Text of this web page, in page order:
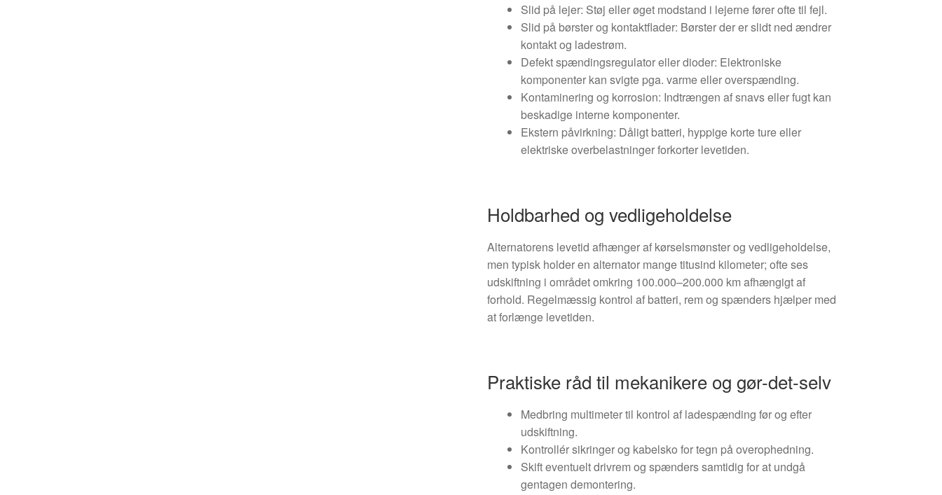
Slid på lejer: Støj eller øget modstand i lejerne fører ofte til fejl.
Slid på børster og kontaktflader: Børster der er slidt ned ændrer
kontakt og ladestrøm.
Defekt spændingsregulator eller dioder: Elektroniske
komponenter kan svigte pga. varme eller overspænding.
Kontaminering og korrosion: Indtrængen af snavs eller fugt kan
beskadige interne komponenter.
Ekstern påvirkning: Dåligt batteri, hyppige korte ture eller
elektriske overbelastninger forkorter levetiden.
Holdbarhed og vedligeholdelse
Alternatorens levetid afhænger af kørselsmønster og vedligeholdelse,
men typisk holder en alternator mange titusind kilometer; ofte ses
udskiftning i området omkring 100.000–200.000 km afhængigt af
forhold. Regelmæssig kontrol af batteri, rem og spænders hjælper med
at forlænge levetiden.
Praktiske råd til mekanikere og gør-det-selv
Medbring multimeter til kontrol af ladespænding før og efter
udskiftning.
Kontrollér sikringer og kabelsko for tegn på overophedning.
Skift eventuelt drivrem og spænders samtidig for at undgå
gentagen demontering.